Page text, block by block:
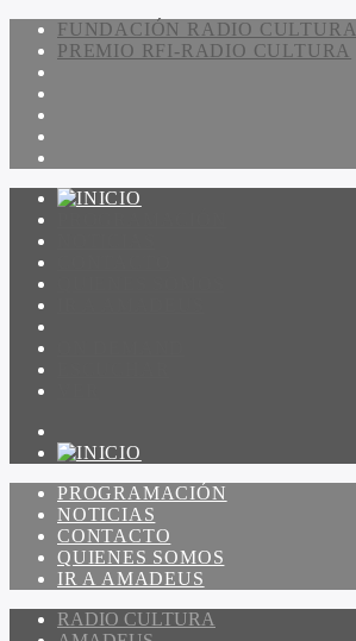
FUNDACIÓN RADIO CULTURA
PREMIO RFI-RADIO CULTURA
PROGRAMACIÓN
NOTICIAS
CONTACTO
QUIENES SOMOS
IR A AMADEUS
RADIO CULTURA